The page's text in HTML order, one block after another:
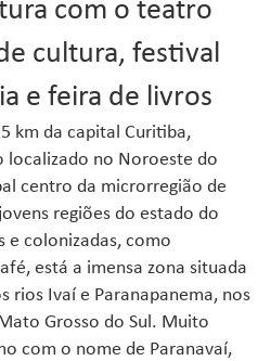
com o teatro
cultura, festival
e feira de livros
km da capital Curitiba,
localizado no Noroeste do
centro da microrregião de
regiões do estado do
e colonizadas, como
está a imensa zona situada
rios Ivaí e Paranapanema, nos
Grosso do Sul. Muito
com o nome de Paranavaí,